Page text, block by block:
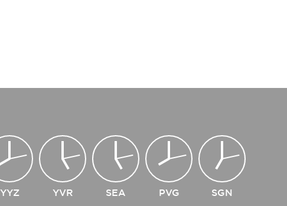
YYZ YVR SEA PVG SGN